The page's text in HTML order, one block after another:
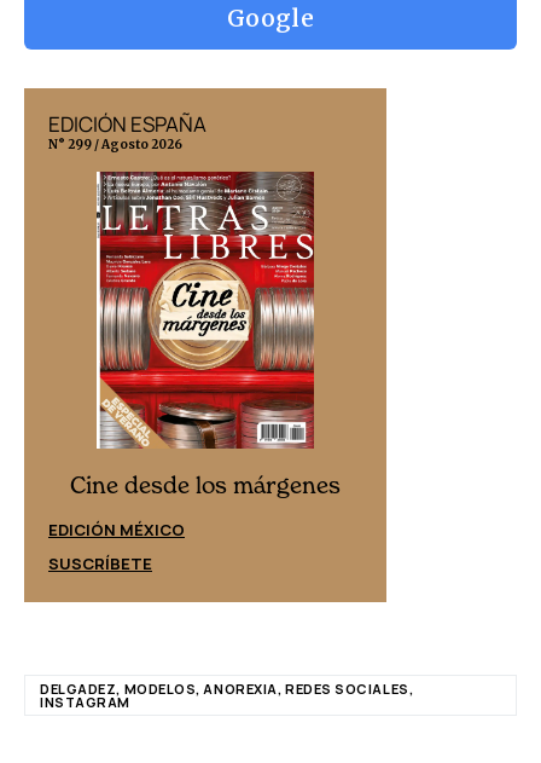
Google
EDICIÓN ESPAÑA
N° 299 / Agosto 2026
Cine desde los márgenes
EDICIÓN MÉXICO
SUSCRÍBETE
DELGADEZ, MODELOS, ANOREXIA, REDES SOCIALES,
INSTAGRAM